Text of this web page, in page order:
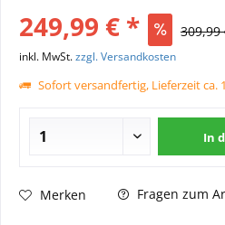
249,99 € * 309,99
inkl. MwSt.zzgl. Versandkosten
Sofort versandfertig, Lieferzeit ca.
In
Merken Fragen zum